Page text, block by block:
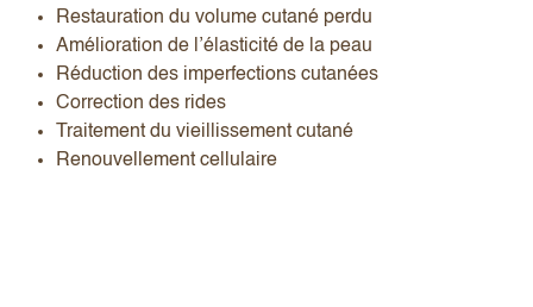
Restauration du volume cutané perdu
Amélioration de l’élasticité de la peau
Réduction des imperfections cutanées
Correction des rides
Traitement du vieillissement cutané
Renouvellement cellulaire